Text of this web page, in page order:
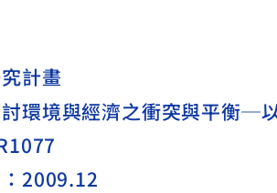
計畫
環境與經濟之衝突與平衡─
2009.12